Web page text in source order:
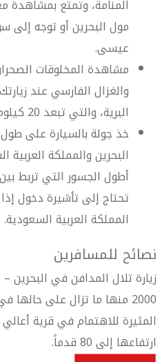
المنامة، وتمتع بمشاهدة
مول البحرين أو توجه
عيسى.
مشاهدة المخلوقات
والغزال الفارسي عند
البرية، والتي تبعد 20 كيلومتراً عن العاصمة المنامة.
خذ جولة بالسيارة على
البحرين والمملكة
أطول الجسور التي تربط
تحتاج إلى تأشيرة دخول
المملكة العربية السعودية.
نصائح للمسافرين
زيارة تلال المدافن في
2000 منها ما تزال على
المثيرة للاهتمام في قرية
ارتفاعها إلى 80 قدماً.